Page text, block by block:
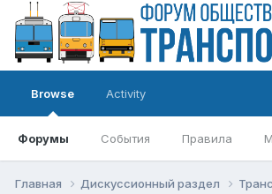
Browse
Форумы События Правила
Activity
Главная Дискуссионный раздел